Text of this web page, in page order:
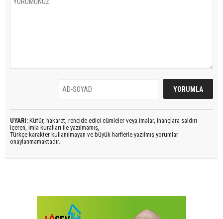
UYARI: Küfür, hakaret, rencide edici cümleler veya imalar, inançlara saldırı
içeren, imla kuralları ile yazılmamış,
Türkçe karakter kullanılmayan ve büyük harflerle yazılmış yorumlar
onaylanmamaktadır.